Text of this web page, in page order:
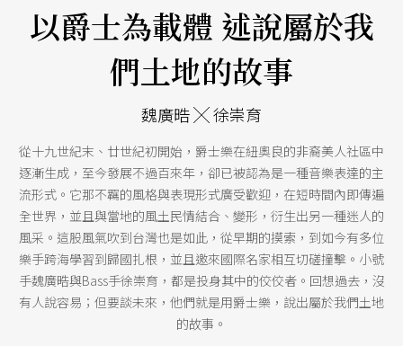
以爵士為載體 述說屬於我
們土地的故事
魏廣晧 ╳ 徐崇育
從十九世紀末、廿世紀初開始，爵士樂在紐奧良的非裔美人社區中
逐漸生成，至今發展不過百來年，卻已被認為是一種音樂表達的主
流形式。它那不羈的風格與表現形式廣受歡迎，在短時間內即傳遍
全世界，並且與當地的風土民情結合、變形，衍生出另一種迷人的
風采。這股風氣吹到台灣也是如此，從早期的摸索，到如今有多位
樂手跨海學習到歸國扎根，並且邀來國際名家相互切磋撞擊。小號
手魏廣晧與Bass手徐崇育，都是投身其中的佼佼者。回想過去，沒
有人說容易；但要談未來，他們就是用爵士樂，說出屬於我們土地
的故事。